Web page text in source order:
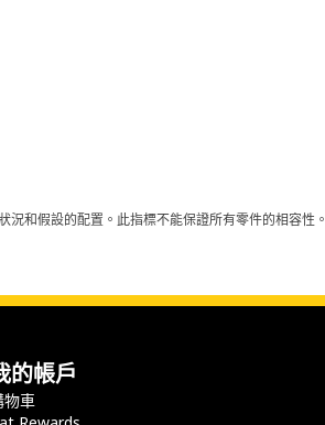
和假設的配置。此指標不能保證所有零件的相容性。
的帳戶
物車